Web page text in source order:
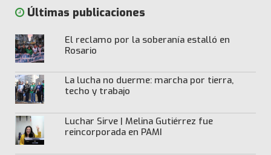
Últimas publicaciones
El reclamo por la soberanía estalló en
Rosario
La lucha no duerme: marcha por tierra,
techo y trabajo
Luchar Sirve | Melina Gutiérrez fue
reincorporada en PAMI